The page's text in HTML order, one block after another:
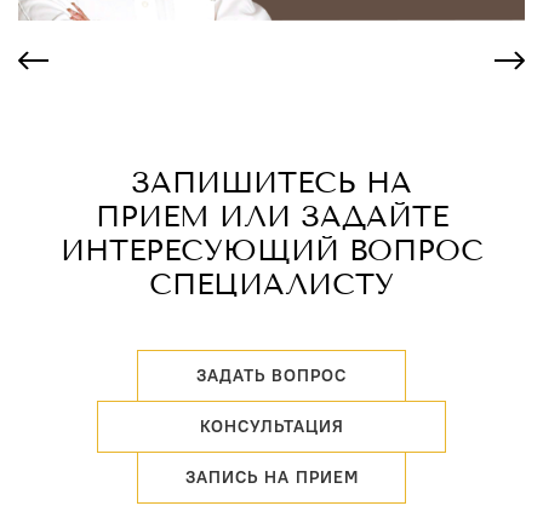
ЗАПИШИТЕСЬ НА
ПРИЕМ ИЛИ ЗАДАЙТЕ
ИНТЕРЕСУЮЩИЙ ВОПРОС
СПЕЦИАЛИСТУ
ЗАДАТЬ ВОПРОС
КОНСУЛЬТАЦИЯ
ЗАПИСЬ НА ПРИЕМ